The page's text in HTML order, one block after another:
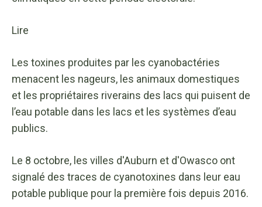
Lire
Les toxines produites par les cyanobactéries
menacent les nageurs, les animaux domestiques
et les propriétaires riverains des lacs qui puisent de
l’eau potable dans les lacs et les systèmes d’eau
publics.
Le 8 octobre, les villes d'Auburn et d'Owasco ont
signalé des traces de cyanotoxines dans leur eau
potable publique pour la première fois depuis 2016.